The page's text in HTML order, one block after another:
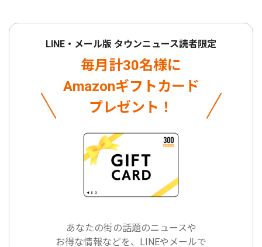
LINE・メール版 タウンニュース読者限定
毎月計30名様に
Amazonギフトカード
プレゼント！
あなたの街の話題のニュースや
お得な情報などを、LINEやメールで